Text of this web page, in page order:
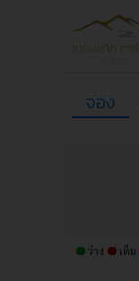
จอง
ว่าง เต็ม